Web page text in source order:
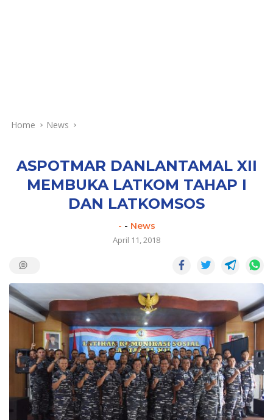
Home News
ASPOTMAR DANLANTAMAL XII
MEMBUKA LATKOM TAHAP I
DAN LATKOMSOS
- - News
April 11, 2018